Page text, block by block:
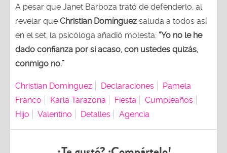
A pesar que Janet Barboza trató de defenderlo, al
revelar que Christian Domínguez saluda a todos así
en el set, la psicóloga añadió molesta: “Yo no le he
dado confianza por si acaso, con ustedes quizás,
conmigo no.”
Christian Domínguez Declaraciones
Pamela
Franco
Karla Tarazona Fiesta
Cumpleaños
Hijo
Valentino Detalles Agencia